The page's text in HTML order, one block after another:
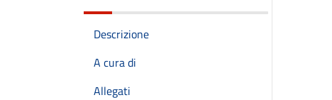
Descrizione
A cura di
Allegati